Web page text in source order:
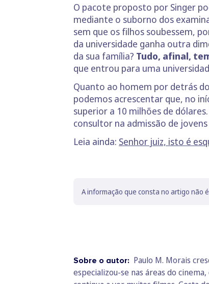
O pacote proposto por Singer
mediante o suborno dos
sem que os filhos soubessem,
da universidade ganha outra
da sua família? Tudo, afinal,
que entrou para uma
Quanto ao homem por detrás
podemos acrescentar que, no
superior a 10 milhões de
consultor na admissão de
Leia ainda: Senhor juiz, isto é
A informação que consta no artigo não
Sobre o autor: Paulo M. Morais
especializou-se nas áreas do